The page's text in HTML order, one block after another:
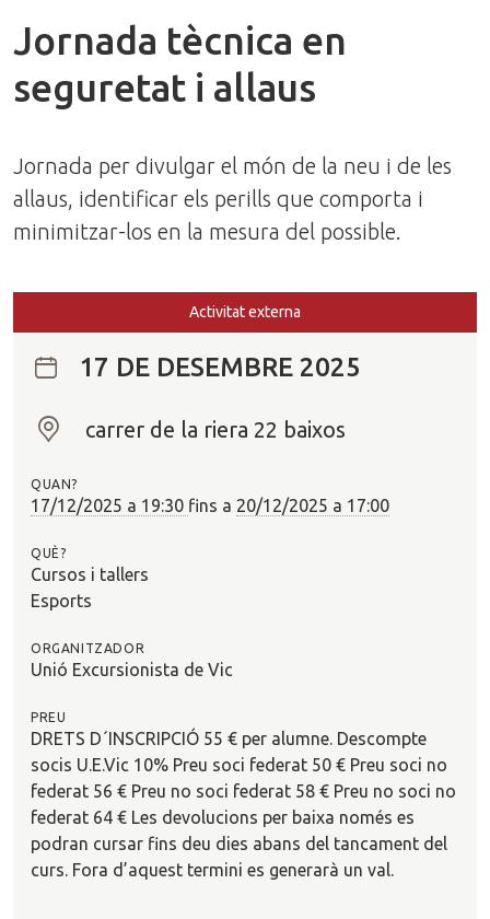
Jornada tècnica en
seguretat i allaus
Jornada per divulgar el món de la neu i de les
allaus, identificar els perills que comporta i
minimitzar-los en la mesura del possible.
Activitat externa
17 DE DESEMBRE 2025
O
?
carrer de la riera 22 baixos
QUAN?
17/12/2025 a 19:30 fins a 20/12/2025 a 17:00
QUÈ?
Cursos i tallers
Esports
ORGANITZADOR
Unió Excursionista de Vic
PREU
DRETS D´INSCRIPCIÓ 55 € per alumne. Descompte
socis U.E.Vic 10% Preu soci federat 50 € Preu soci no
federat 56 € Preu no soci federat 58 € Preu no soci no
federat 64 € Les devolucions per baixa només es
podran cursar fins deu dies abans del tancament del
curs. Fora d’aquest termini es generarà un val.